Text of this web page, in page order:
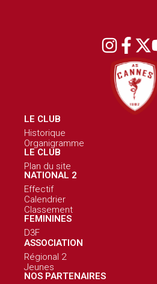
LE CLUB
Historique
Organigramme
LE CLUB
Plan du site
NATIONAL 2
Effectif
Calendrier
Classement
FEMININES
D3F
ASSOCIATION
Régional 2
Jeunes
NOS PARTENAIRES